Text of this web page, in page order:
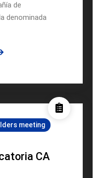
de
denominada
meeting
CA